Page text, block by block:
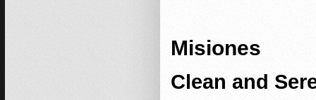
Misiones
Clean and